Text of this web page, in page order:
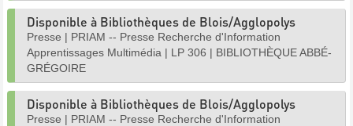
Disponible à Bibliothèques de Blois/Agglopolys
Presse | PRIAM -- Presse Recherche d'Information
Apprentissages Multimédia | LP 306 | BIBLIOTHÈQUE ABBÉ-
GRÉGOIRE
Disponible à Bibliothèques de Blois/Agglopolys
Presse | PRIAM -- Presse Recherche d'Information